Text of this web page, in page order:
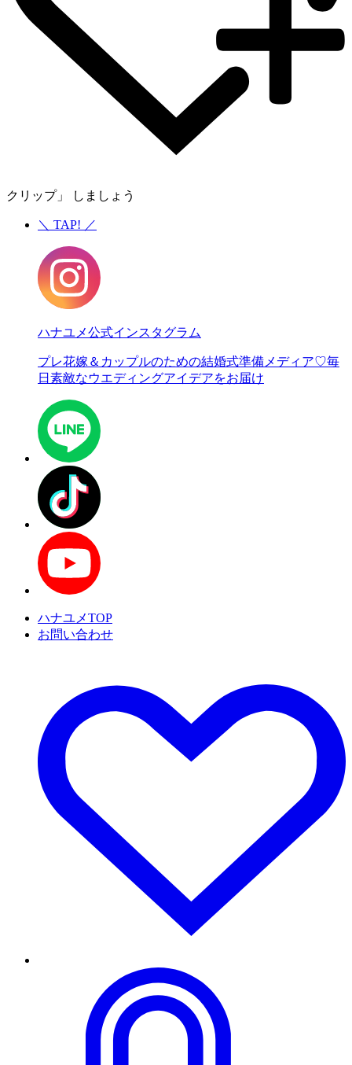
クリップ」 しましょう
＼ TAP! ／
ハナユメ公式インスタグラム
プレ花嫁＆カップルのための結婚式準備メディア♡毎
日素敵なウエディングアイデアをお届け
ハナユメTOP
お問い合わせ